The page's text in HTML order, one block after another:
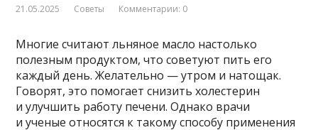
21.05.2025 Советы Комментарии: 0
Многие считают льняное масло настолько
полезным продуктом, что советуют пить его
каждый день. Желательно — утром и натощак.
Говорят, это помогает снизить холестерин
и улучшить работу печени. Однако врачи
и ученые относятся к такому способу применения